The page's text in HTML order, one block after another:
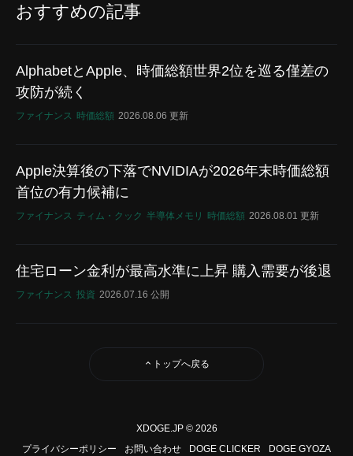
おすすめの記事
AlphabetとApple、時価総額世界2位を巡る僅差の
攻防が続く
ファイナンス 時価総額 2026.08.06 更新
Apple決算後の下落でNVIDIAが2026年末時価総額
首位の有力候補に
ファイナンス ティム・クック 半導体メモリ 時価総額 2026.08.01 更新
住宅ローン金利が最高水準に上昇 購入需要が後退
ファイナンス 投資 2026.07.16 公開
トップへ戻る
XDOGE.JP © 2026
プライバシーポリシー
お問い合わせ DOGE CLICKER DOGE GYOZA